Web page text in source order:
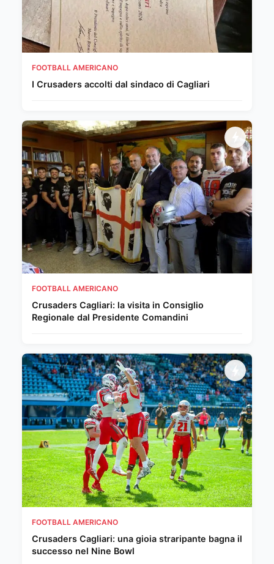
FOOTBALL AMERICANO
I Crusaders accolti dal sindaco di Cagliari
FOOTBALL AMERICANO
Crusaders Cagliari: la visita in Consiglio
Regionale dal Presidente Comandini
FOOTBALL AMERICANO
Crusaders Cagliari: una gioia straripante bagna il
successo nel Nine Bowl